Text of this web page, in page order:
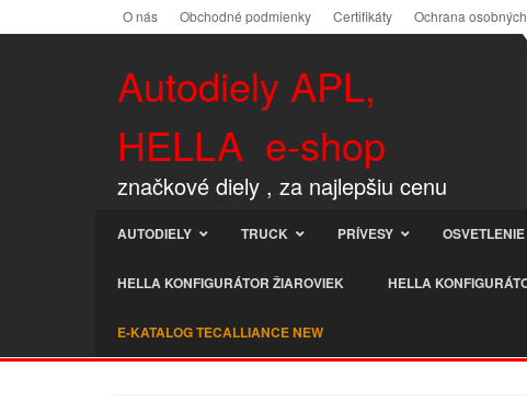
O nás Obchodné podmienky Certifikáty Ochrana
Autodiely APL,
HELLA e-shop
značkové diely , za najlepšiu cenu
AUTODIELY TRUCK PRÍVESY OSVETLENIE
HELLA KONFIGURÁTOR ŽIAROVIEK HELLA
E-KATALOG TECALLIANCE NEW